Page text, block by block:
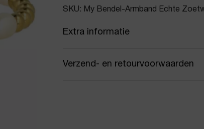
SKU: My Bendel-Armband Echte
Extra informatie
Kleur Goud
Verzend- en retourvoorwaarden